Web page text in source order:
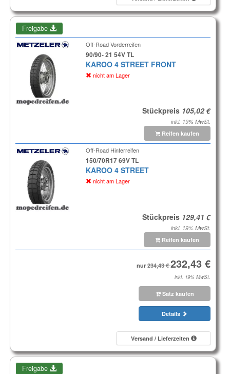
Freigabe
Off-Road Vorderreifen
90/90- 21 54V TL
KAROO 4 STREET FRONT
nicht am Lager
Stückpreis
inkl. 19% MwSt.
Reifen kaufen
Off-Road Hinterreifen
150/70R17 69V TL
KAROO 4 STREET
nicht am Lager
Stückpreis
inkl. 19% MwSt.
Reifen kaufen
nur
inkl. 19% MwSt.
Satz kaufen
Details
Versand / Lieferzeiten
Freigabe